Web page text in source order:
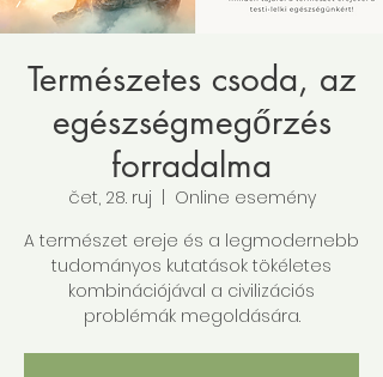
Természetes csoda, az
egészségmegőrzés
forradalma
čet, 28. ruj
Online esemény
A természet ereje és a legmodernebb
tudományos kutatások tökéletes
kombinációjával a civilizációs
problémák megoldására.